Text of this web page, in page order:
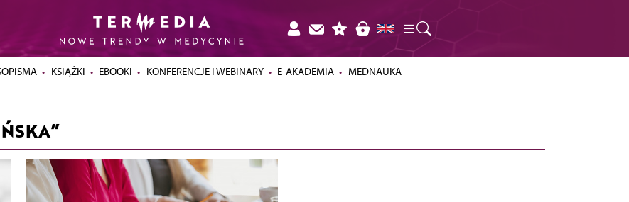
KSIĄŻKI EBOOKI KONFERENCJE I WEBINARY E-AKADEMIA MEDNAUKA